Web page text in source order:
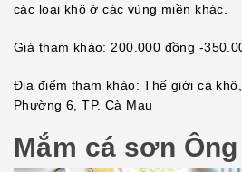
các loại khô ở các vùng miền khác.
Giá tham khảo: 200.000 đồng -
Địa điểm tham khảo: Thế giới cá
Phường 6, TP. Cà Mau
Mắm cá sơn